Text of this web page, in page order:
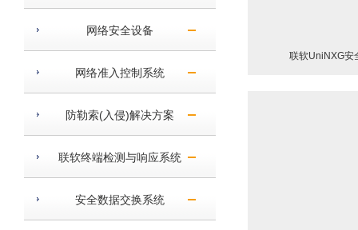
网络安全设备
网络准入控制系统
防勒索(入侵)解决方案
联软终端检测与响应系统
安全数据交换系统
联软UniNXG安